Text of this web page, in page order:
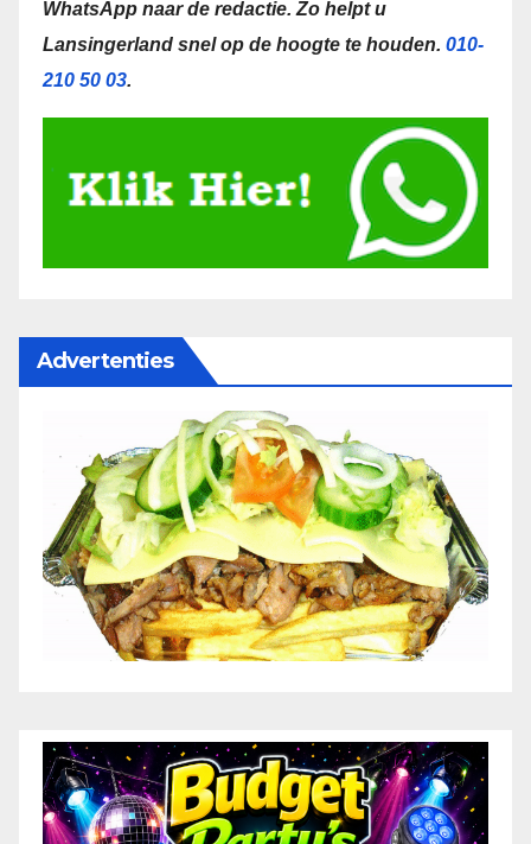
WhatsApp naar de redactie. Zo helpt u
Lansingerland snel op de hoogte te houden. 010-
210 50 03.
Advertenties